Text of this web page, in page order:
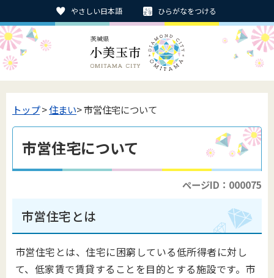
やさしい日本語 ひらがなをつける
トップ>住まい> 市営住宅について
市営住宅について
ページID：000075
市営住宅とは
市営住宅とは、住宅に困窮している低所得者に対し
て、低家賃で賃貸することを目的とする施設です。市